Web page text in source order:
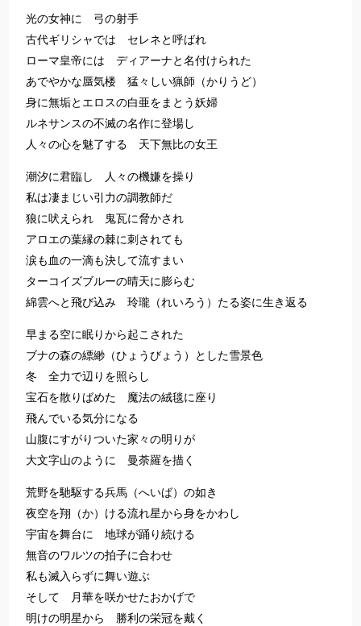
光の女神に 弓の射手
古代ギリシャでは セレネと呼ばれ
ローマ皇帝には ディアーナと名付けられた
あでやかな蜃気楼 猛々しい猟師（かりうど）
身に無垢とエロスの白亜をまとう妖婦
ルネサンスの不滅の名作に登場し
人々の心を魅了する 天下無比の女王
潮汐に君臨し 人々の機嫌を操り
私は凄まじい引力の調教師だ
狼に吠えられ 鬼瓦に脅かされ
アロエの葉縁の棘に刺されても
涙も血の一滴も決して流すまい
ターコイズブルーの晴天に膨らむ
綿雲へと飛び込み 玲瓏（れいろう）たる姿に生き返る
早まる空に眠りから起こされた
ブナの森の縹緲（ひょうびょう）とした雪景色
冬 全力で辺りを照らし
宝石を散りばめた 魔法の絨毯に座り
飛んでいる気分になる
山腹にすがりついた家々の明りが
大文字山のように 曼荼羅を描く
荒野を馳駆する兵馬（へいば）の如き
夜空を翔（か）ける流れ星から身をかわし
宇宙を舞台に 地球が踊り続ける
無音のワルツの拍子に合わせ
私も滅入らずに舞い遊ぶ
そして 月華を咲かせたおかげで
明けの明星から 勝利の栄冠を戴く